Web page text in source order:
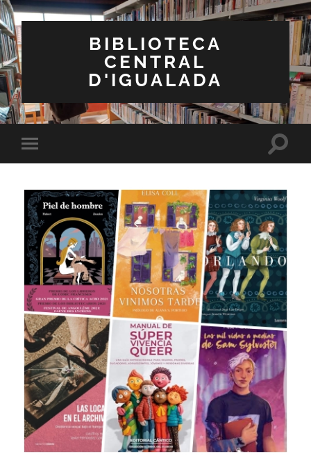
BIBLIOTECA
CENTRAL
D'IGUALADA
Toggle
mobile
Toggle